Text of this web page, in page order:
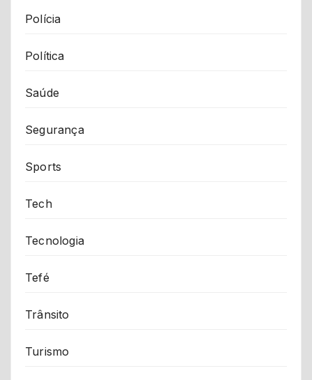
Polícia
Política
Saúde
Segurança
Sports
Tech
Tecnologia
Tefé
Trânsito
Turismo